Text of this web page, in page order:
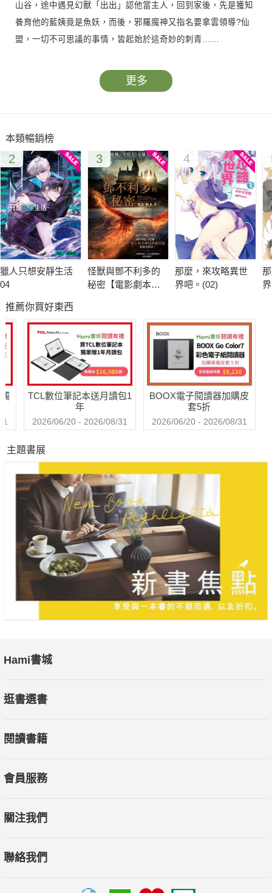
山谷，途中遇見幻獸「出出」認他當主人，回到家後，先是獲知
養育他的藍姨竟是魚妖，而後，邪羅魔神又指名要拿雲領導?仙
盟，一切不可思議的事情，皆起始於這奇妙的刺青……
更多
本類暢銷榜
2
獵人只想安靜生活
04
3
怪獸與鄧不利多的
秘密【電影劇本
4
那麼，來攻略異世
界吧。(02)
推薦你買好東西
TCL數位筆記本送月讀包1
年
2026/06/20 - 2026/08/31
BOOX電子閱讀器加購皮
套5折
2026/06/20 - 2026/08/31
主題書展
Hami書城
逛書選書
閱讀書籍
會員服務
關注我們
聯絡我們